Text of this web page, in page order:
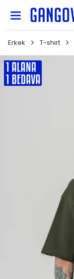
Erkek T-shirt